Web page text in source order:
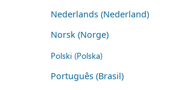
Nederlands (Nederland)
Norsk (Norge)
Polski (Polska)
Português (Brasil)